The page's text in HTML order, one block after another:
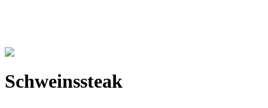
Schweinssteak